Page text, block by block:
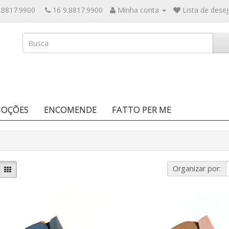
16 9.8817.9900 Minha conta Lista de
ENCOMENDE FATTO PER ME
Organizar por: